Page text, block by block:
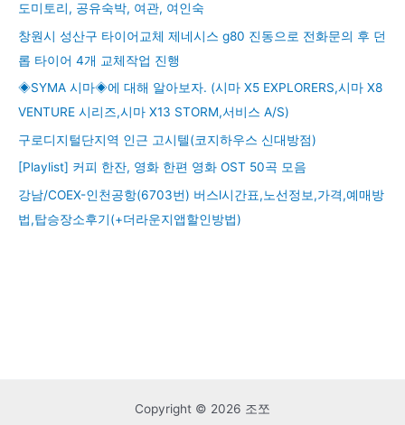
도미토리, 공유숙박, 여관, 여인숙
창원시 성산구 타이어교체 제네시스 g80 진동으로 전화문의 후 던
롭 타이어 4개 교체작업 진행
◈SYMA 시마◈에 대해 알아보자. (시마 X5 EXPLORERS,시마 X8
VENTURE 시리즈,시마 X13 STORM,서비스 A/S)
구로디지털단지역 인근 고시텔(코지하우스 신대방점)
[Playlist] 커피 한잔, 영화 한편 영화 OST 50곡 모음
강남/COEX-인천공항(6703번) 버스l시간표,노선정보,가격,예매방
법,탑승장소후기(+더라운지앱할인방법)
Copyright © 2026 조쪼